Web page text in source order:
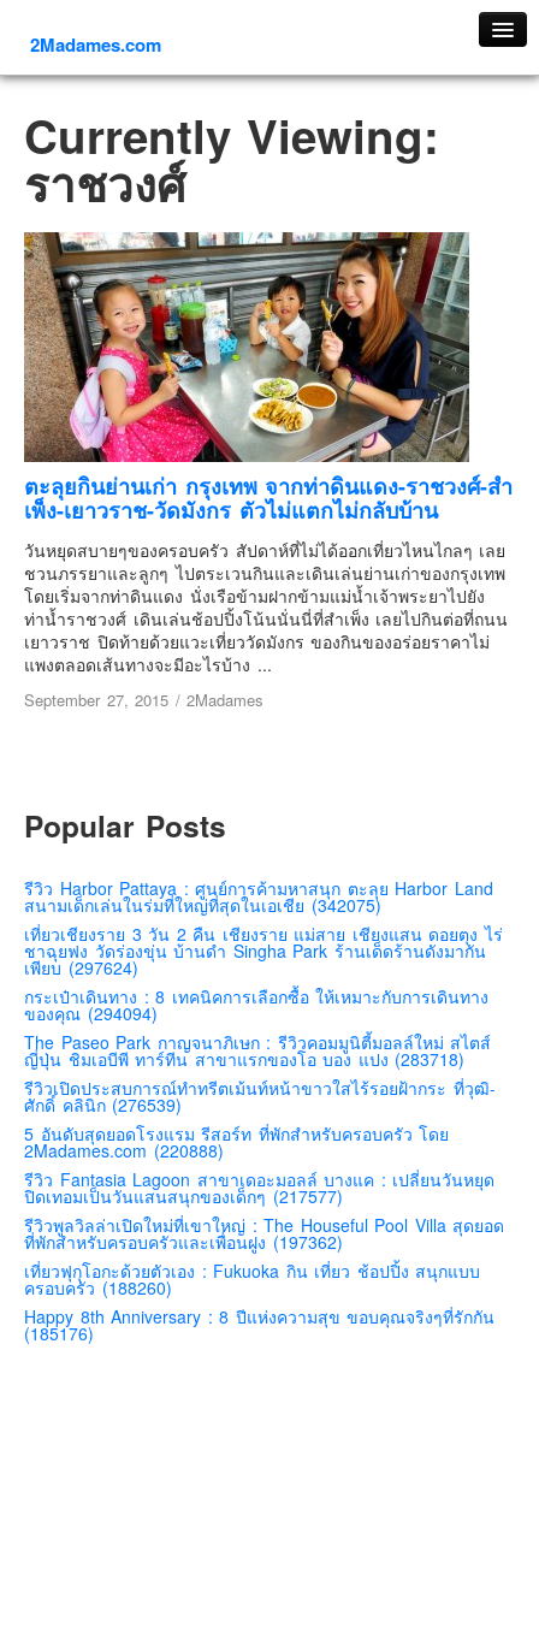
2Madames.com
ภาคเหนือ
ภาคใต้
ภาคกลาง
ภาคตะวันตก
ภาคอีสาน
ทริปต่างประเทศ
ยุโรป
รัสเซีย
อิตาลี
ตุรกี-ตุรเคีย
เยอรมัน
ฝรั่งเศส
ออสเตรีย
สาธารณรัฐเช็ก
ฮังการี
โปรตุเกส
สเปน
โครเอเชีย
สโลเวเนีย
มอนเตรเนโกร
บอสเนียและเฮอร์เซโกวีน่า
ญี่ปุ่น
คันโต-โตเกียวและรอบๆ
คันไซ-โอซาก้า เกียวโต
คิวชู – ฟุกุโอกะ ซางะ เปปปุ ยุฟุอิน นางาซากิ
ฟูจิ
ฮอกไกโด
เอเชีย
สิงคโปร์
Currently Viewing:
ราชวงศ์
ตะลุยกินย่านเก่า กรุงเทพ จากท่าดินแดง-ราชวงศ์-สำ
เพ็ง-เยาวราช-วัดมังกร ตัวไม่แตกไม่กลับบ้าน
วันหยุดสบายๆของครอบครัว สัปดาห์ที่ไม่ได้ออกเที่ยวไหนไกลๆ เลย
ชวนภรรยาและลูกๆ ไปตระเวนกินและเดินเล่นย่านเก่าของกรุงเทพ
โดยเริ่มจากท่าดินแดง นั่งเรือข้ามฝากข้ามแม่น้ำเจ้าพระยาไปยัง
ท่าน้ำราชวงศ์ เดินเล่นช้อปปิ้งโน้นนั่นนี่ที่สำเพ็ง เลยไปกินต่อที่ถนน
เยาวราช ปิดท้ายด้วยแวะเที่ยววัดมังกร ของกินของอร่อยราคาไม่
แพงตลอดเส้นทางจะมีอะไรบ้าง ...
September 27, 2015 / 2Madames
Popular Posts
รีวิว Harbor Pattaya : ศูนย์การค้ามหาสนุก ตะลุย Harbor Land
สนามเด็กเล่นในร่มที่ใหญ่ที่สุดในเอเชีย (342075)
เที่ยวเชียงราย 3 วัน 2 คืน เชียงราย แม่สาย เชียงแสน ดอยตุง ไร่
ชาฉุยฟง วัดร่องขุ่น บ้านดำ Singha Park ร้านเด็ดร้านดังมากัน
เพียบ (297624)
กระเป๋าเดินทาง : 8 เทคนิคการเลือกซื้อ ให้เหมาะกับการเดินทาง
ของคุณ (294094)
The Paseo Park กาญจนาภิเษก : รีวิวคอมมูนิตี้มอลล์ใหม่ สไตส์
ญี่ปุ่น ชิมเอบีพี ทาร์ทีน สาขาแรกของโอ บอง แปง (283718)
รีวิวเปิดประสบการณ์ทำทรีตเม้นท์หน้าขาวใสไร้รอยฝ้ากระ ที่วุฒิ-
ศักดิ์ คลินิก (276539)
5 อันดับสุดยอดโรงแรม รีสอร์ท ที่พักสำหรับครอบครัว โดย
2Madames.com (220888)
รีวิว Fantasia Lagoon สาขาเดอะมอลล์ บางแค : เปลี่ยนวันหยุด
ปิดเทอมเป็นวันแสนสนุกของเด็กๆ (217577)
รีวิวพูลวิลล่าเปิดใหม่ที่เขาใหญ่ : The Houseful Pool Villa สุดยอด
ที่พักสำหรับครอบครัวและเพื่อนฝูง (197362)
เที่ยวฟุกุโอกะด้วยตัวเอง : Fukuoka กิน เที่ยว ช้อปปิ้ง สนุกแบบ
ครอบครัว (188260)
Happy 8th Anniversary : 8 ปีแห่งความสุข ขอบคุณจริงๆที่รักกัน
(185176)